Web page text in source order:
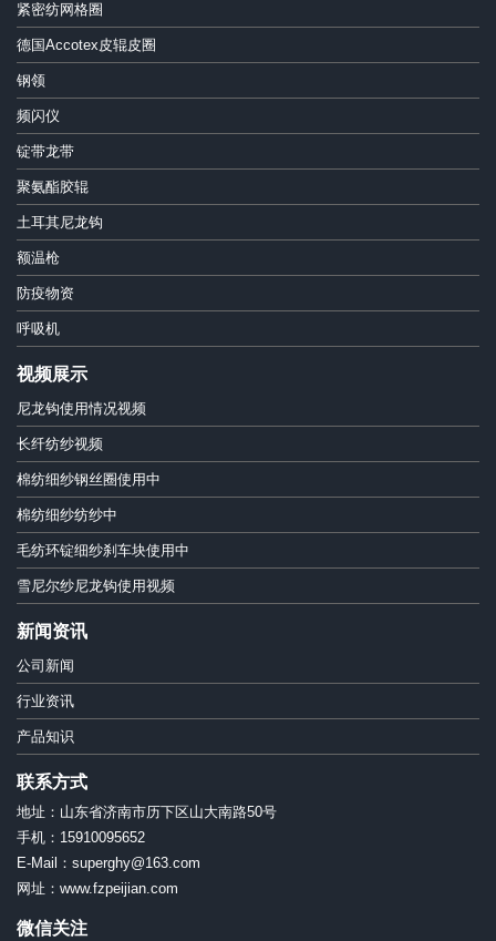
紧密纺网格圈
德国Accotex皮辊皮圈
钢领
频闪仪
锭带龙带
聚氨酯胶辊
土耳其尼龙钩
额温枪
防疫物资
呼吸机
视频展示
尼龙钩使用情况视频
长纤纺纱视频
棉纺细纱钢丝圈使用中
棉纺细纱纺纱中
毛纺环锭细纱刹车块使用中
雪尼尔纱尼龙钩使用视频
新闻资讯
公司新闻
行业资讯
产品知识
联系方式
地址：山东省济南市历下区山大南路50号
手机：15910095652
E-Mail：superghy@163.com
网址：www.fzpeijian.com
微信关注